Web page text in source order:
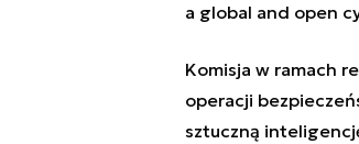
a global and open
Komisja w ramach
operacji
sztuczną